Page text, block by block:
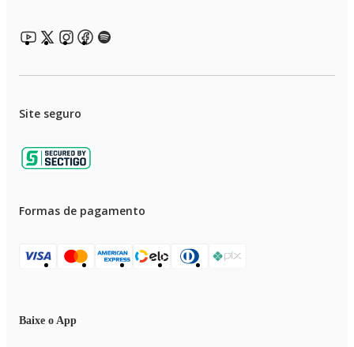
Site seguro
Formas de pagamento
Baixe o App